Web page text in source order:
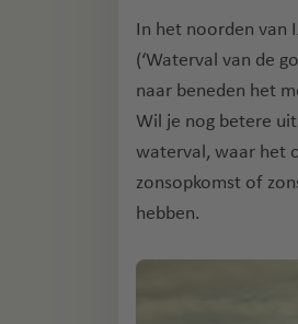
In het noorden van
(‘Waterval van de
naar beneden het
Wil je nog betere
waterval, waar het
zonsopkomst of
hebben.